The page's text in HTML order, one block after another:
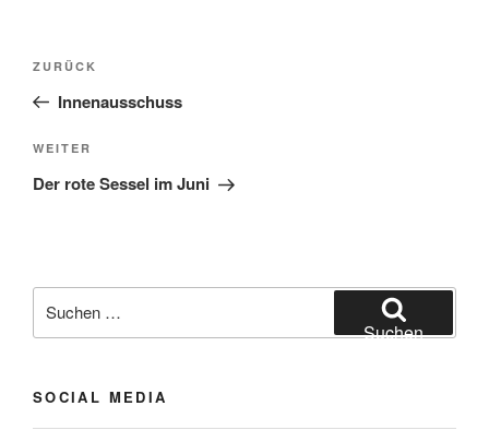
Beitragsnavigation
Vorheriger
Beitrag
ZURÜCK
Innenausschuss
Nächster
Beitrag
WEITER
Der rote Sessel im Juni
nach:
Suchen
SOCIAL MEDIA